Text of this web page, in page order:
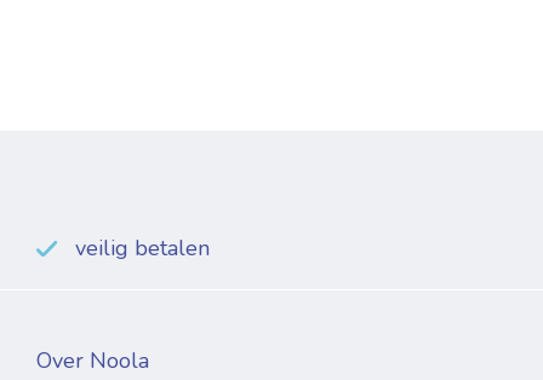
veilig betalen
Over Noola